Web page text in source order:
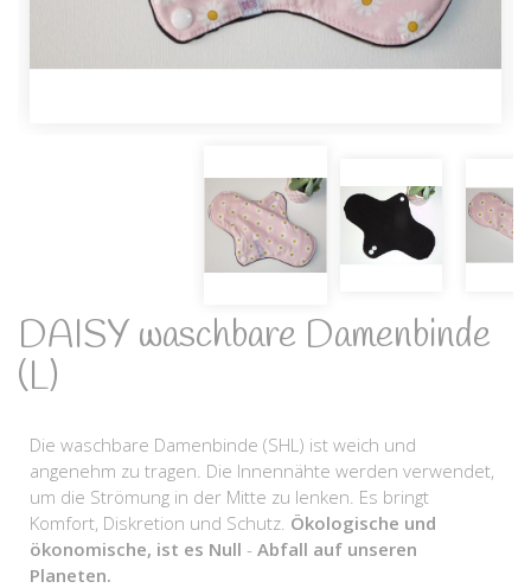
DAISY waschbare Damenbinde
(L)
Die waschbare Damenbinde (SHL) ist weich und
angenehm zu tragen. Die Innennähte werden verwendet,
um die Strömung in der Mitte zu lenken. Es bringt
Komfort, Diskretion und Schutz. Ökologische und
ökonomische, ist es Null - Abfall auf unseren
Planeten.